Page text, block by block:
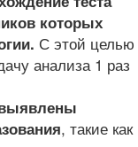
которых
С этой целью
анализа 1 раз
, такие как